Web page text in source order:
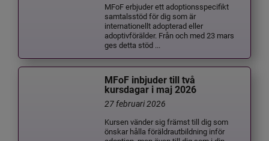
MFoF erbjuder ett adoptionsspecifikt
samtalsstöd för dig som är
internationellt adopterad eller
adoptivförälder. Från och med 23 mars
ges detta stöd ...
MFoF inbjuder till två
kursdagar i maj 2026
27 februari 2026
Kursen vänder sig främst till dig som
önskar hålla föräldrautbildning inför